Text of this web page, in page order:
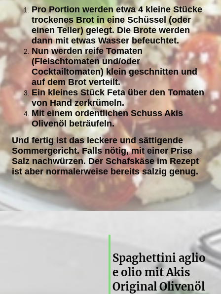
Pro Portion werden etwa 4 kleine Stücke
trockenes Brot in eine Schüssel (oder
einen Teller) gelegt. Die Brote werden
dann mit etwas Wasser befeuchtet.
Nun werden reife Tomaten
(Fleischtomaten und/oder
Cocktailtomaten) klein geschnitten und
auf dem Brot verteilt.
Ein kleines Stück Feta über den Tomaten
von Hand zerkrümeln.
Mit einem ordentlichen Schuss Akis
Olivenöl beträufeln.
Und fertig ist das leckere und sättigende
Sommergericht. Falls nötig, mit einer Prise
Salz nachwürzen. Der Schafskäse im Rezept
ist aber normalerweise bereits salzig genug.
Spaghettini aglio
e olio mit Akis
Original Olivenöl